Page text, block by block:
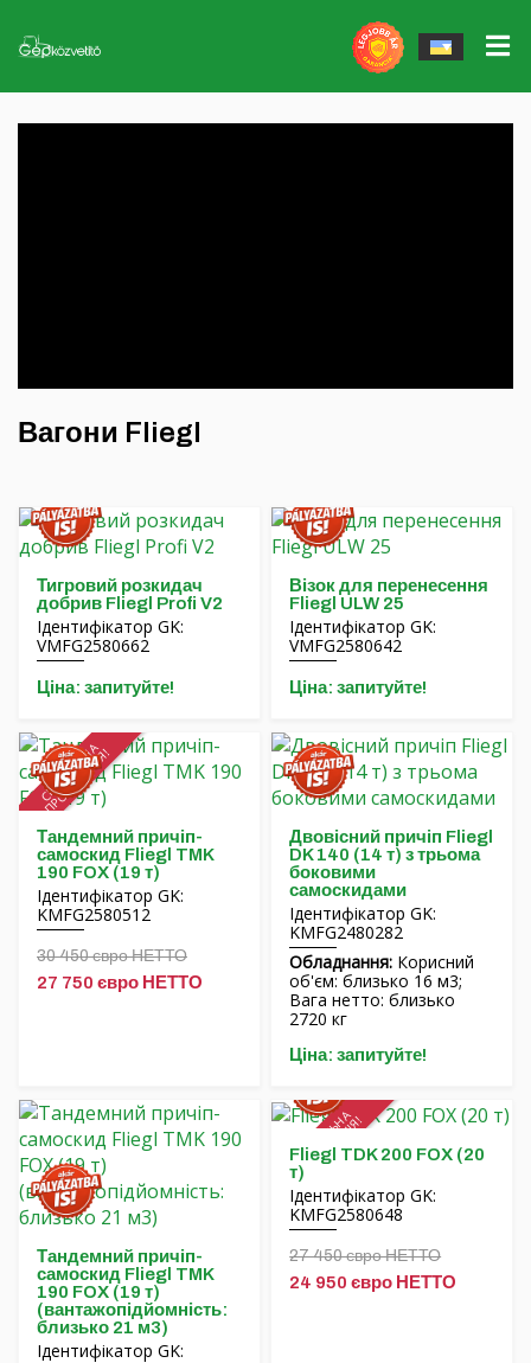
Електроінструменти ▼
Ґрунтообробна техніка GÜTTLER
Обертові балки MORENI
Робочі інструменти Quivogne
Грунтова техніка LETÁK-LEKO
Розпилювачі KERTITOX
Інші аксесуари
Наші послуги
Фінансування
Кар’єра
Про нас
Blog
Контакти
English
Magyar
Deutsch
Română
Hrvatski
Čeština
Nederlands
Français
Вагони Fliegl
Тигровий розкидач
добрив Fliegl Profi V2
Ідентифікатор GK:
VMFG2580662
Ціна: запитуйте!
Візок для перенесення
Fliegl ULW 25
Ідентифікатор GK:
VMFG2580642
Ціна: запитуйте!
СПЕЦІАЛЬНА
ПРОПОЗИЦІЯ!
Тандемний причіп-
самоскид Fliegl TMK
190 FOX (19 т)
Ідентифікатор GK:
KMFG2580512
30 450 євро НЕТТО
27 750 євро НЕТТО
Двовісний причіп Fliegl
DK 140 (14 т) з трьома
боковими
самоскидами
Ідентифікатор GK:
KMFG2480282
Обладнання: Корисний
об'єм: близько 16 м3;
Вага нетто: близько
2720 кг
Ціна: запитуйте!
Тандемний причіп-
самоскид Fliegl TMK
190 FOX (19 т)
(вантажопідйомність:
близько 21 м3)
Ідентифікатор GK:
СПЕЦІАЛЬНА
ПРОПОЗИЦІЯ!
Fliegl TDK 200 FOX (20
т)
Ідентифікатор GK:
KMFG2580648
27 450 євро НЕТТО
24 950 євро НЕТТО